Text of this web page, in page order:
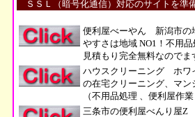
ＳＳＬ（暗号化通信）対応のサイトを準
便利屋べーやん 新潟市の
やすさは地域 NO1！不用
見積もり完全無料なので
ハウスクリーニング ホワ
の在宅クリーニング、マ
（不用品処理 、便利屋作
三条市の便利屋べんり屋Z